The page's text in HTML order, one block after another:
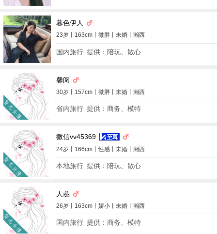
暮色伊人
23岁丨163cm丨微胖丨未婚丨湘西
国内旅行 提供：陪玩、散心
馨阅
30岁丨157cm丨微胖丨未婚丨湘西
省内旅行 提供：商务、模特
微信vv45369
24岁丨166cm丨性感丨未婚丨湘西
本地旅行 提供：陪玩、散心
人彘
26岁丨163cm丨娇小丨未婚丨湘西
国内旅行 提供：商务、模特